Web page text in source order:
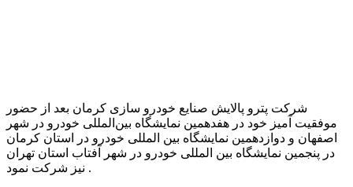
شرکت پترو پالایش صنایع خودرو سازی کرمان بعد از حضور
موفقیت آمیز خود در هفدهمین نمایشگاه بین‌المللی خودرو در شهر
اصفهان و دوازدهمین نمایشگاه بین المللی خودرو در استان کرمان
در پنجمین نمایشگاه بین المللی خودرو در شهر آفتاب استان تهران
نیز شرکت نمود .